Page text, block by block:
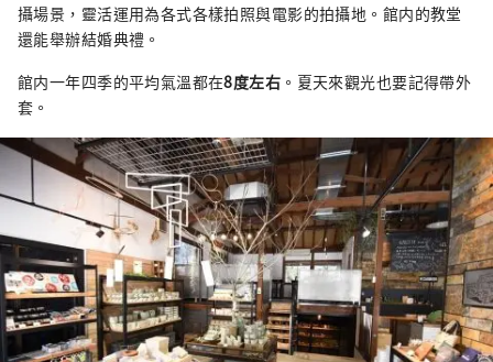
攝場景，靈活運用為各式各樣拍照與電影的拍攝地。館内的教堂
還能舉辦結婚典禮。
館内一年四季的平均氣溫都在8度左右 。夏天來觀光也要記得帶外
套。